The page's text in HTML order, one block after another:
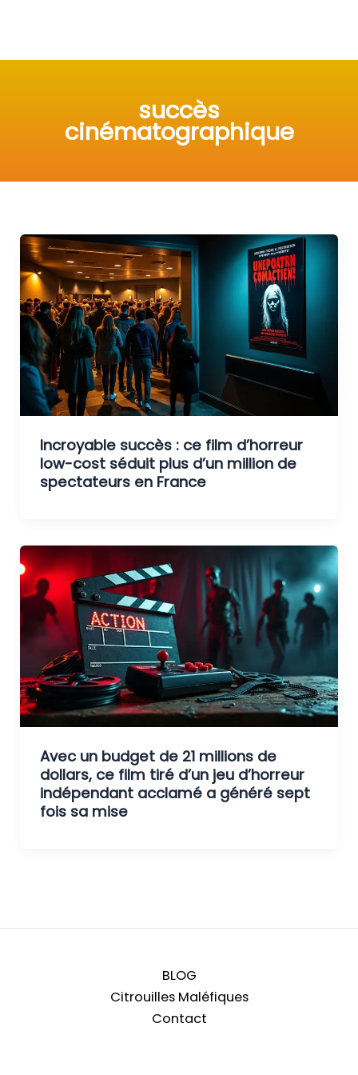
succès
cinématographique
Incroyable succès : ce film d’horreur
low-cost séduit plus d’un million de
spectateurs en France
Avec un budget de 21 millions de
dollars, ce film tiré d’un jeu d’horreur
indépendant acclamé a généré sept
fois sa mise
BLOG
Citrouilles Maléfiques
Contact